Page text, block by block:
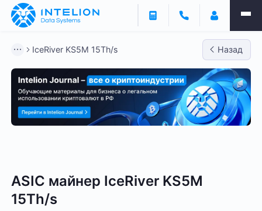
IceRiver KS5M 15Th/s Назад
ASIC майнер IceRiver KS5M
15Th/s